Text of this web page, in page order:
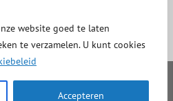
website goed te laten
te verzamelen. U kunt cookies
Accepteren
|Privacy|Algemene
Disclaimer